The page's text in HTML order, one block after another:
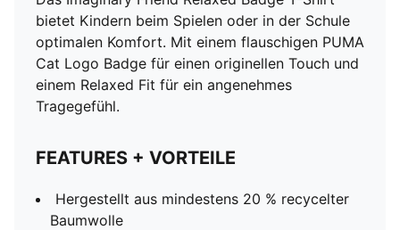
bietet Kindern beim Spielen oder in der Schule
optimalen Komfort. Mit einem flauschigen PUMA
Cat Logo Badge für einen originellen Touch und
einem Relaxed Fit für ein angenehmes
Tragegefühl.
FEATURES + VORTEILE
Hergestellt aus mindestens 20 % recycelter
Baumwolle